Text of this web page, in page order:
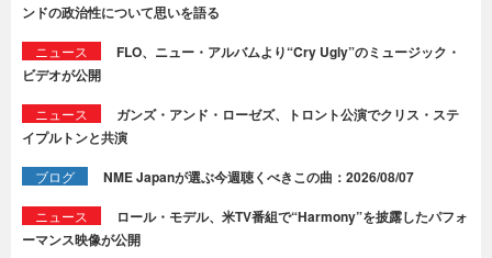
ンドの政治性について思いを語る
ニュース
FLO、ニュー・アルバムより“Cry Ugly”のミュージック・
ビデオが公開
ニュース
ガンズ・アンド・ローゼズ、トロント公演でクリス・ステ
イプルトンと共演
ブログ NME Japanが選ぶ今週聴くべきこの曲：2026/08/07
ニュース
ロール・モデル、米TV番組で“Harmony”を披露したパフォ
ーマンス映像が公開